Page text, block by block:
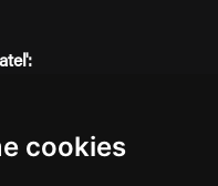
cookies